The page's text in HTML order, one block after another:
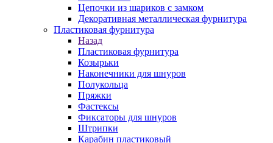
Цепочки из шариков с замком
Декоративная металлическая фурнитура
Пластиковая фурнитура
Назад
Пластиковая фурнитура
Козырьки
Наконечники для шнуров
Полукольца
Пряжки
Фастексы
Фиксаторы для шнуров
Штрипки
Карабин пластиковый